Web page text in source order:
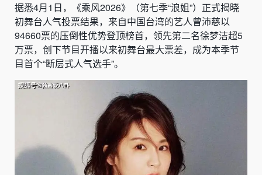
据悉4月1日，《乘风2026》（第七季“浪姐”）正式揭晓
初舞台人气投票结果，来自中国台湾的艺人曾沛慈以
94660票的压倒性优势登顶榜首，领先第二名徐梦洁超5
万票，创下节目开播以来初舞台最大票差，成为本季节
目首个“断层式人气选手”。